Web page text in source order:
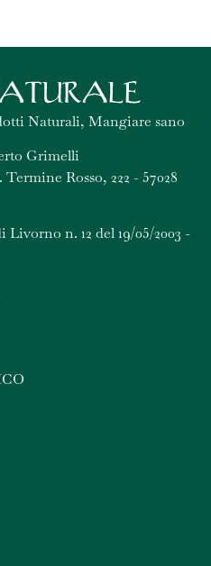
Naturali, Mangiare sano
Grimelli
Rosso, 222 - 57028
n. 12 del 19/05/2003 -